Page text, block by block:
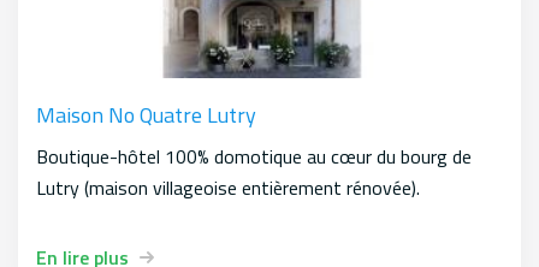
Maison No Quatre Lutry
Boutique-hôtel 100% domotique au cœur du bourg de
Lutry (maison villageoise entièrement rénovée).
En lire plus